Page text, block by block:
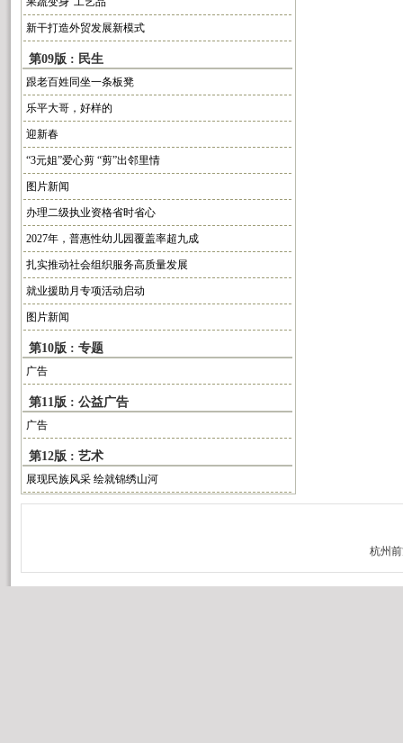
新干打造外贸发展新模式
第09版 : 民生
跟老百姓同坐一条板凳
乐平大哥，好样的
迎新春
“3元姐”爱心剪 “剪”出邻里情
图片新闻
办理二级执业资格省时省心
2027年，普惠性幼儿园覆盖率超九成
扎实推动社会组织服务高质量发展
就业援助月专项活动启动
图片新闻
第10版 : 专题
广告
第11版 : 公益广告
广告
第12版 : 艺术
展现民族风采 绘就锦绣山河